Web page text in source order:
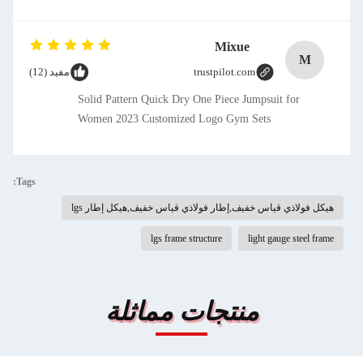
M
Mixue
trustpilot.com مفيد (12)
Solid Pattern Quick Dry One Piece Jumpsuit for
Women 2023 Customized Logo Gym Sets
Tags:
هيكل فولاذي قياس خفيف,إطار فولاذي قياس خفيف,هيكل إطار lgs
light gauge steel frame
lgs frame structure
منتجات مماثلة